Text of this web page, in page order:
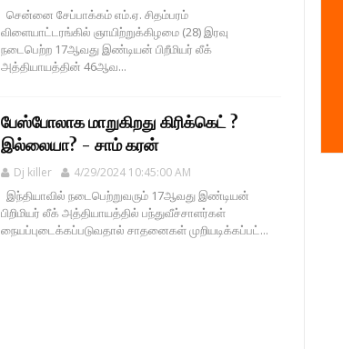
சென்னை சேப்பாக்கம் எம்.ஏ. சிதம்பரம்
விளையாட்டரங்கில் ஞாயிற்றுக்கிழமை (28) இரவு
நடைபெற்ற 17ஆவது இண்டியன் பிறீமியர் லீக்
அத்தியாயத்தின் 46ஆவ...
பேஸ்போலாக மாறுகிறது கிரிக்கெட் ?
இல்லையா? - சாம் கரன்
Dj killer 4/29/2024 10:45:00 AM
இந்தியாவில் நடைபெற்றுவரும் 17ஆவது இண்டியன்
பிறிமியர் லீக் அத்தியாயத்தில் பந்துவீச்சாளர்கள்
நையப்புடைக்கப்படுவதால் சாதனைகள் முறியடிக்கப்பட்...